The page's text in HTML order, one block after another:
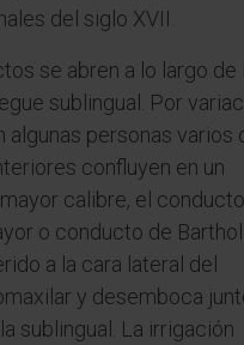
del siglo XVII.
se abren a lo largo de
sublingual. Por
algunas personas varios
confluyen en un
calibre, el conducto
o conducto de
a la cara lateral del
y desemboca
sublingual. La irrigación